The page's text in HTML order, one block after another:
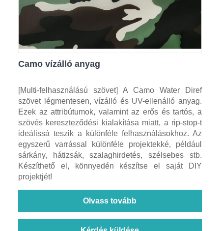
Camo vízálló anyag
[Multi-felhasználású szövet] A Camo Water Diref
szövet légmentesen, vízálló és UV-ellenálló anyag.
Ezek az attribútumok, valamint az erős és tartós, a
szövés kereszteződési kialakítása miatt, a rip-stop-t
ideálissá teszik a különféle felhasználásokhoz. Az
egyszerű varrással különféle projektekké, például
sárkány, hátizsák, szalaghirdetés, szélsebes stb.
Készíthető el, könnyedén készítse el saját DIY
projektjét!
Olvass tovább